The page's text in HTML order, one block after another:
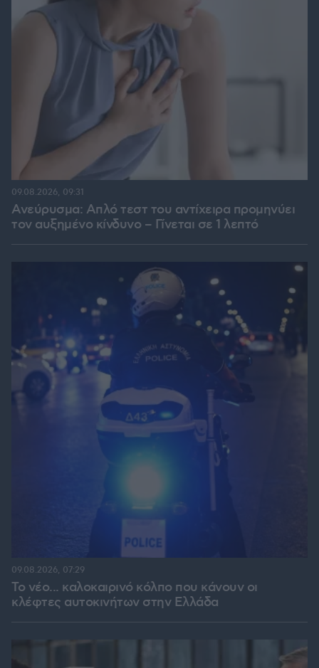
Ανεύρυσμα: Απλό τεστ του αντίχειρα προμηνύει
τον αυξημένο κίνδυνο – Γίνεται σε 1 λεπτό
09.08.2026, 09:31
Το νέο... καλοκαιρινό κόλπο που κάνουν οι
κλέφτες αυτοκινήτων στην Ελλάδα
09.08.2026, 07:29